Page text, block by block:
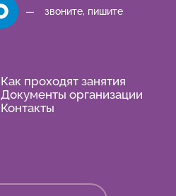
— звоните, пишите
Как проходят занятия
Документы организации
Контакты